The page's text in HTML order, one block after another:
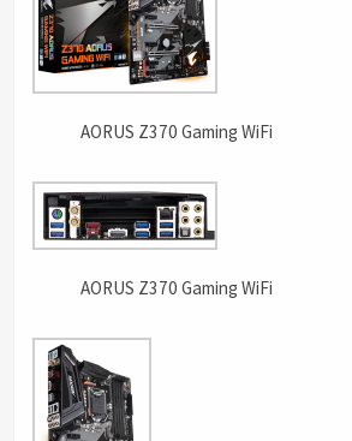
AORUS Z370 Gaming WiFi
AORUS Z370 Gaming WiFi